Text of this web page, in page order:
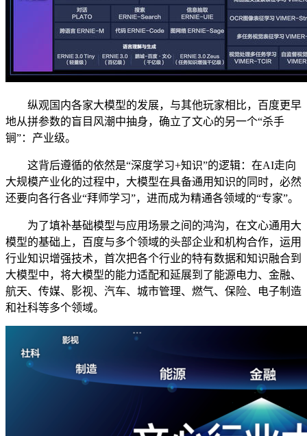
纵观国内各家大模型的发展，与其他玩家相比，百度更早
地从拼参数的盲目风潮中抽身，确立了文心的另一个“杀手
锏”：产业级。
这背后遵循的依然是“深度学习+知识”的逻辑：在AI走向
大规模产业化的过程中，大模型在具备通用知识的同时，必然
还要向各行各业“拜师学习”，进而成为精通各领域的“专家”。
为了填补基础模型与应用场景之间的鸿沟，在文心通用大
模型的基础上，百度与多个领域的头部企业和机构合作，运用
行业知识增强技术，首次把各个行业的特有数据和知识融合到
大模型中，将大模型的能力适配和延展到了能源电力、金融、
航天、传媒、影视、汽车、城市管理、燃气、保险、电子制造
和社科等多个领域。